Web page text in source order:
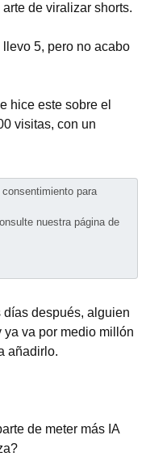
de viralizar shorts.
5, pero no acabo
hice este sobre el
visitas, con un
para
nuestra página de
después, alguien
ya va por medio millón
añadirlo.
de meter más IA